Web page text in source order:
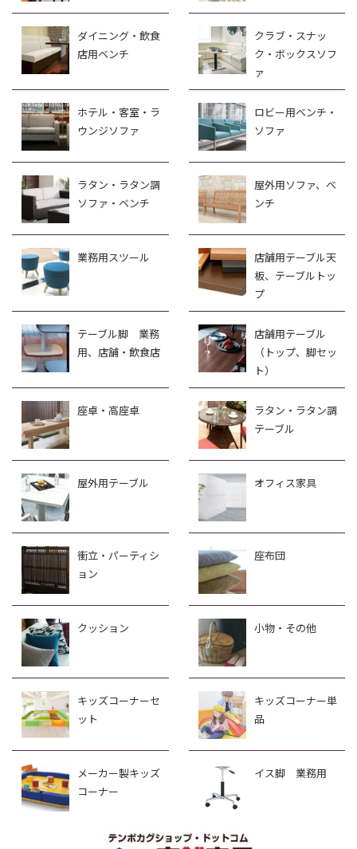
ダイニング・飲食
店用ベンチ
クラブ・スナッ
ク・ボックスソフ
ァ
ホテル・客室・ラ
ウンジソファ
ロビー用ベンチ・
ソファ
ラタン・ラタン調
ソファ・ベンチ
屋外用ソファ、ベ
ンチ
業務用スツール
店舗用テーブル天
板、テーブルトッ
プ
テーブル脚 業務
用、店舗・飲食店
店舗用テーブル
（トップ、脚セッ
ト）
座卓・高座卓
ラタン・ラタン調
テーブル
屋外用テーブル オフィス家具
衝立・パーティシ
ョン
座布団
クッション 小物・その他
キッズコーナーセ
ット
キッズコーナー単
品
メーカー製キッズ
コーナー
イス脚 業務用